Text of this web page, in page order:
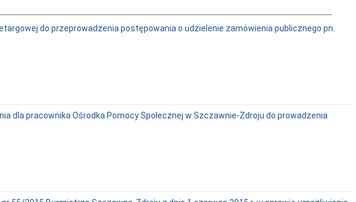
do przeprowadzenia postępowania o udzielenie zamówienia publicznego pn.
dla pracownika Ośrodka Pomocy Społecznej w Szczawnie-Zdroju do prowadzenia